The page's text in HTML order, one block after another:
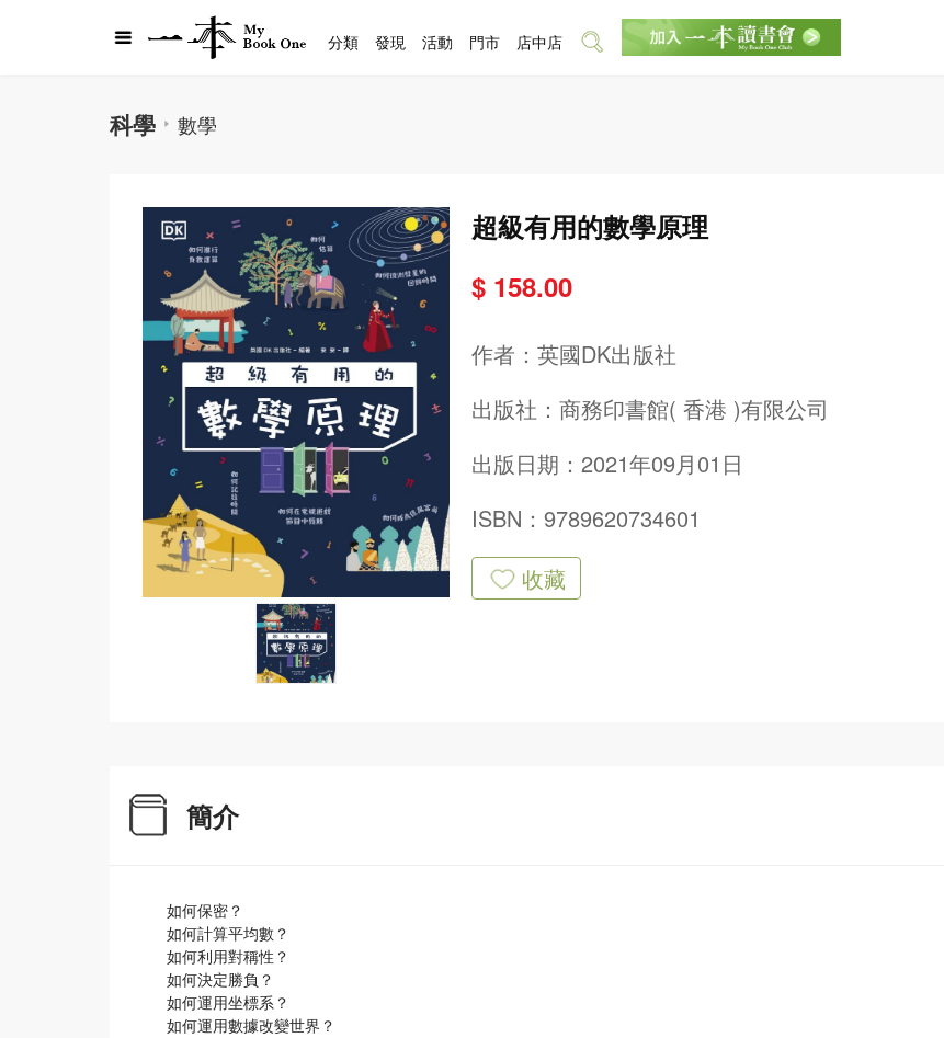
科學 數學
超級有用的數學原理
$ 158.00
作者： 英國DK出版社
出版社： 商務印書館( 香港 )有限公司
出版日期：2021年09月01日
ISBN：9789620734601
收藏
簡介
如何保密？
如何計算平均數？
如何利用對稱性？
如何決定勝負？
如何運用坐標系？
如何運用數據改變世界？
分類 發現 活動 門市 店中店